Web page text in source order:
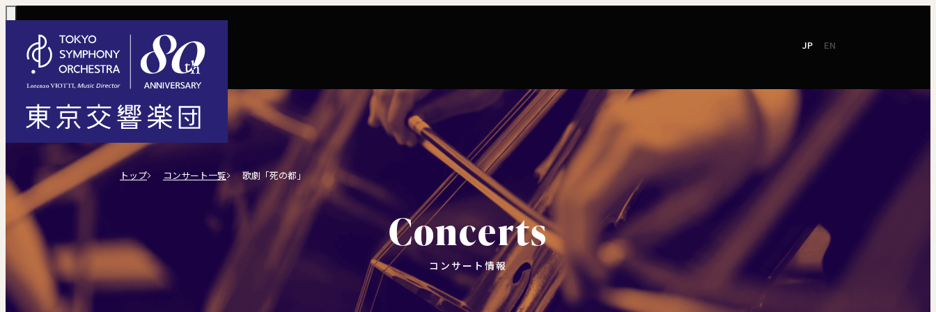
JP EN
コンサート情報
Concerts
コンサート一覧
定期演奏会
川崎定期演奏会
東京オペラシティシリーズ
特別演奏会など
こども定期演奏会
その他の公演
演奏会プログラム「Symphony」
2026 / 27
シーズンパンフレット
2025 / 26
シーズンパンフレット
チケット購入
Tickets 定期会員券 / セット券
選べるプラン
コンサートマナーガイド
TOKYO SYMPHONY
オンラインチケット
お電話でのお申込み
楽団について
活動理念
東京交響楽団とは
主な主催公演 / 委嘱・初演作品リスト
楽団員
東響コーラス
財団概要
採用・オーディション
社会貢献
川崎市 - フランチャイズ
新潟市 - 準フランチャイズ
ご支援
サポートについて
ご芳名一覧
お手続きについて
公演協賛のご案内
インカインド（物品寄付）
TOKYO SYMPHONY VISA カード
東響会員
東響会員とは
トップ コンサート一覧 歌劇「死の都」
Concerts
コンサート情報